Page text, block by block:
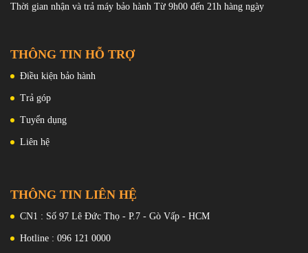
Thời gian nhận và trả máy bảo hành Từ 9h00 đến 21h hàng ngày
THÔNG TIN HỖ TRỢ
Điều kiện bảo hành
Trả góp
Tuyển dụng
Liên hệ
THÔNG TIN LIÊN HỆ
CN1 : Số 97 Lê Đức Thọ - P.7 - Gò Vấp - HCM
Hotline : 096 121 0000